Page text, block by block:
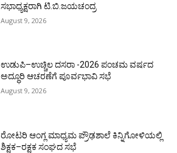
ಸಭಾಧ್ಯಕ್ಷರಾಗಿ ಟಿ.ಬಿ.ಜಯಚಂದ್ರ
August 9, 2026
ಉಡುಪಿ–ಉಚ್ಚಿಲ ದಸರಾ -2026 ಪಂಚಮ ವರ್ಷದ
ಅದ್ಧೂರಿ ಆಚರಣೆಗೆ ಪೂರ್ವಭಾವಿ ಸಭೆ
August 9, 2026
ರೋಟರಿ ಆಂಗ್ಲ ಮಾಧ್ಯಮ ಪ್ರೌಢಶಾಲೆ ಕಿನ್ನಿಗೋಳಿಯಲ್ಲಿ
ಶಿಕ್ಷಕ–ರಕ್ಷಕ ಸಂಘದ ಸಭೆ